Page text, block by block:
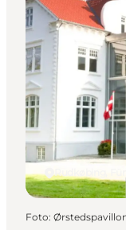
Rudkøbing,
Foto: